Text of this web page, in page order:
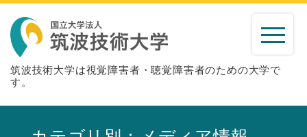
筑波技術大学は視覚障害者・聴覚障害者のための大学で
す。